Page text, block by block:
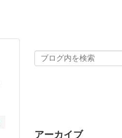
アーカイブ